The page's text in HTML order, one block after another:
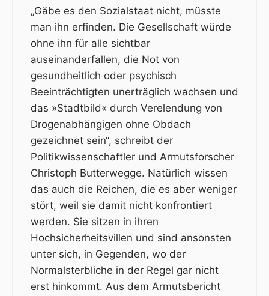
„Gäbe es den Sozialstaat nicht, müsste
man ihn erfinden. Die Gesellschaft würde
ohne ihn für alle sichtbar
auseinanderfallen, die Not von
gesundheitlich oder psychisch
Beeinträchtigten unerträglich wachsen und
das »Stadtbild« durch Verelendung von
Drogenabhängigen ohne Obdach
gezeichnet sein“, schreibt der
Politikwissenschaftler und Armutsforscher
Christoph Butterwegge. Natürlich wissen
das auch die Reichen, die es aber weniger
stört, weil sie damit nicht konfrontiert
werden. Sie sitzen in ihren
Hochsicherheitsvillen und sind ansonsten
unter sich, in Gegenden, wo der
Normalsterbliche in der Regel gar nicht
erst hinkommt. Aus dem Armutsbericht